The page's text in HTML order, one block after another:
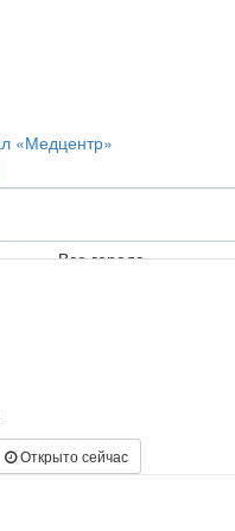
Все города
Открыто сейчас